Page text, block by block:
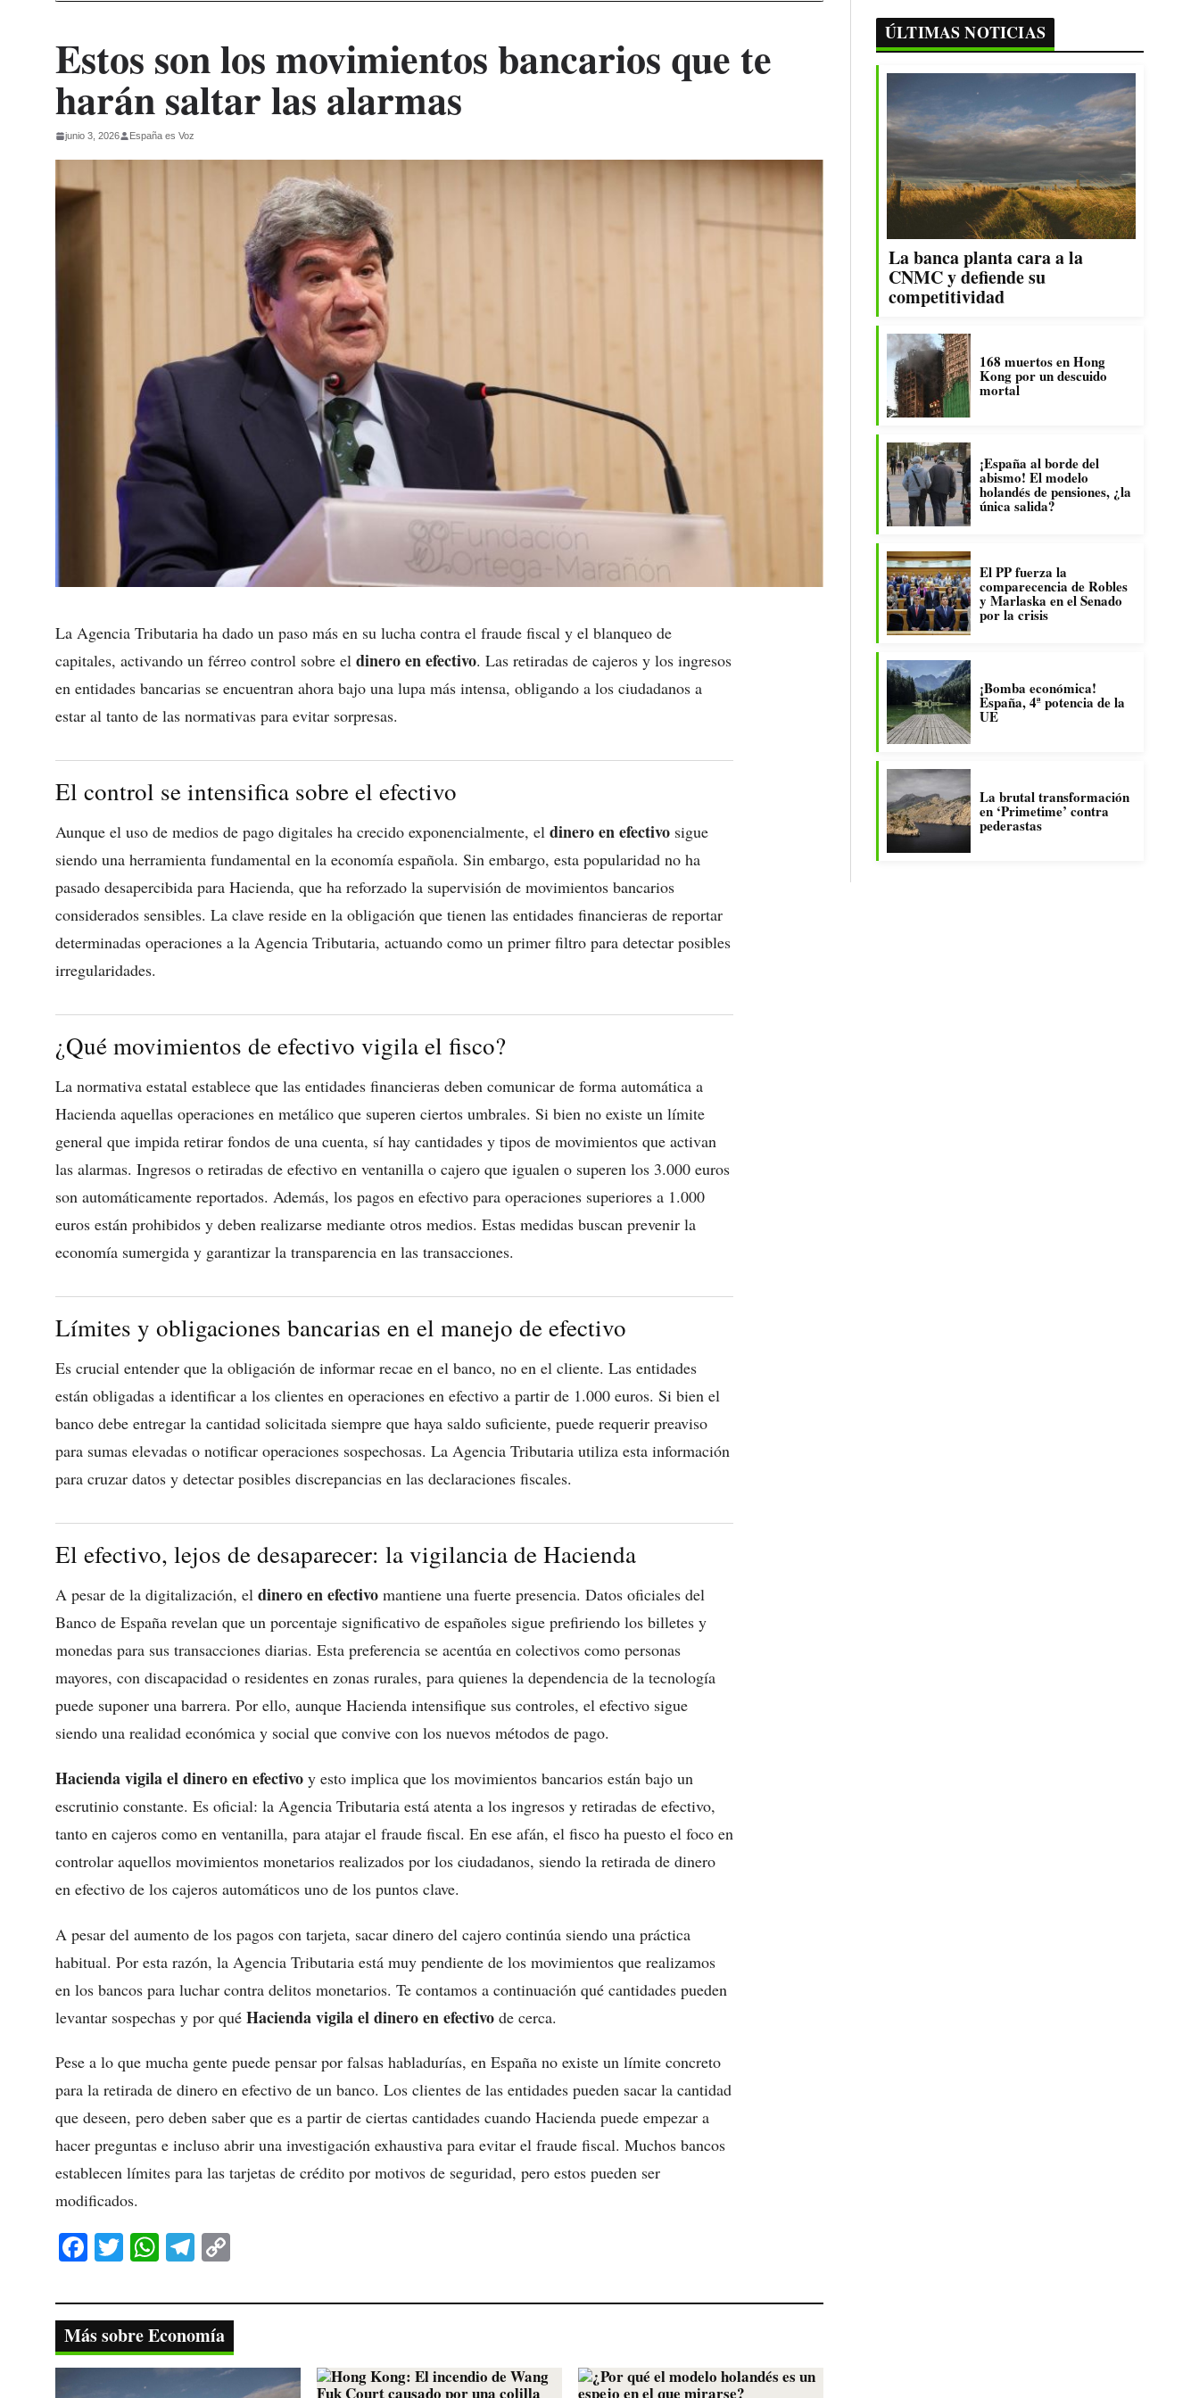
Estos son los movimientos bancarios que te
harán saltar las alarmas
junio 3, 2026 España es Voz
La Agencia Tributaria ha dado un paso más en su lucha contra el fraude fiscal y el blanqueo de
capitales, activando un férreo control sobre el dinero en efectivo. Las retiradas de cajeros y los ingresos
en entidades bancarias se encuentran ahora bajo una lupa más intensa, obligando a los ciudadanos a
estar al tanto de las normativas para evitar sorpresas.
El control se intensifica sobre el efectivo
Aunque el uso de medios de pago digitales ha crecido exponencialmente, el dinero en efectivo sigue
siendo una herramienta fundamental en la economía española. Sin embargo, esta popularidad no ha
pasado desapercibida para Hacienda, que ha reforzado la supervisión de movimientos bancarios
considerados sensibles. La clave reside en la obligación que tienen las entidades financieras de reportar
determinadas operaciones a la Agencia Tributaria, actuando como un primer filtro para detectar posibles
irregularidades.
¿Qué movimientos de efectivo vigila el fisco?
La normativa estatal establece que las entidades financieras deben comunicar de forma automática a
Hacienda aquellas operaciones en metálico que superen ciertos umbrales. Si bien no existe un límite
general que impida retirar fondos de una cuenta, sí hay cantidades y tipos de movimientos que activan
las alarmas. Ingresos o retiradas de efectivo en ventanilla o cajero que igualen o superen los 3.000 euros
son automáticamente reportados. Además, los pagos en efectivo para operaciones superiores a 1.000
euros están prohibidos y deben realizarse mediante otros medios. Estas medidas buscan prevenir la
economía sumergida y garantizar la transparencia en las transacciones.
Límites y obligaciones bancarias en el manejo de efectivo
Es crucial entender que la obligación de informar recae en el banco, no en el cliente. Las entidades
están obligadas a identificar a los clientes en operaciones en efectivo a partir de 1.000 euros. Si bien el
banco debe entregar la cantidad solicitada siempre que haya saldo suficiente, puede requerir preaviso
para sumas elevadas o notificar operaciones sospechosas. La Agencia Tributaria utiliza esta información
para cruzar datos y detectar posibles discrepancias en las declaraciones fiscales.
El efectivo, lejos de desaparecer: la vigilancia de Hacienda
A pesar de la digitalización, el dinero en efectivo mantiene una fuerte presencia. Datos oficiales del
Banco de España revelan que un porcentaje significativo de españoles sigue prefiriendo los billetes y
monedas para sus transacciones diarias. Esta preferencia se acentúa en colectivos como personas
mayores, con discapacidad o residentes en zonas rurales, para quienes la dependencia de la tecnología
puede suponer una barrera. Por ello, aunque Hacienda intensifique sus controles, el efectivo sigue
siendo una realidad económica y social que convive con los nuevos métodos de pago.
Hacienda vigila el dinero en efectivo y esto implica que los movimientos bancarios están bajo un
escrutinio constante. Es oficial: la Agencia Tributaria está atenta a los ingresos y retiradas de efectivo,
tanto en cajeros como en ventanilla, para atajar el fraude fiscal. En ese afán, el fisco ha puesto el foco en
controlar aquellos movimientos monetarios realizados por los ciudadanos, siendo la retirada de dinero
en efectivo de los cajeros automáticos uno de los puntos clave.
A pesar del aumento de los pagos con tarjeta, sacar dinero del cajero continúa siendo una práctica
habitual. Por esta razón, la Agencia Tributaria está muy pendiente de los movimientos que realizamos
en los bancos para luchar contra delitos monetarios. Te contamos a continuación qué cantidades pueden
levantar sospechas y por qué Hacienda vigila el dinero en efectivo de cerca.
Pese a lo que mucha gente puede pensar por falsas habladurías, en España no existe un límite concreto
para la retirada de dinero en efectivo de un banco. Los clientes de las entidades pueden sacar la cantidad
que deseen, pero deben saber que es a partir de ciertas cantidades cuando Hacienda puede empezar a
hacer preguntas e incluso abrir una investigación exhaustiva para evitar el fraude fiscal. Muchos bancos
establecen límites para las tarjetas de crédito por motivos de seguridad, pero estos pueden ser
modificados.
Fa
bo
ok
T
tte
r
W
ts
A
pp
Te
gr
a
m
y
Li
nk
Más sobre Economía
ÚLTIMAS NOTICIAS
La banca planta cara a la
CNMC y defiende su
competitividad
168 muertos en Hong
Kong por un descuido
mortal
¡España al borde del
abismo! El modelo
holandés de pensiones, ¿la
única salida?
El PP fuerza la
comparecencia de Robles
y Marlaska en el Senado
por la crisis
¡Bomba económica!
España, 4ª potencia de la
UE
La brutal transformación
en ‘Primetime’ contra
pederastas